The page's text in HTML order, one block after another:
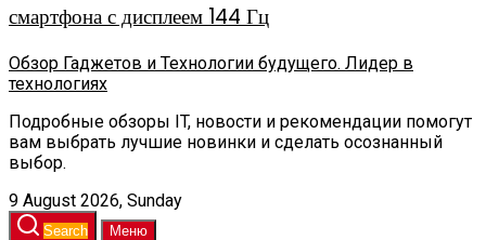
смартфона с дисплеем 144 Гц
Обзор Гаджетов и Технологии будущего. Лидер в
технологиях
Подробные обзоры IT, новости и рекомендации помогут
вам выбрать лучшие новинки и сделать осознанный
выбор.
9 August 2026, Sunday
Search Меню